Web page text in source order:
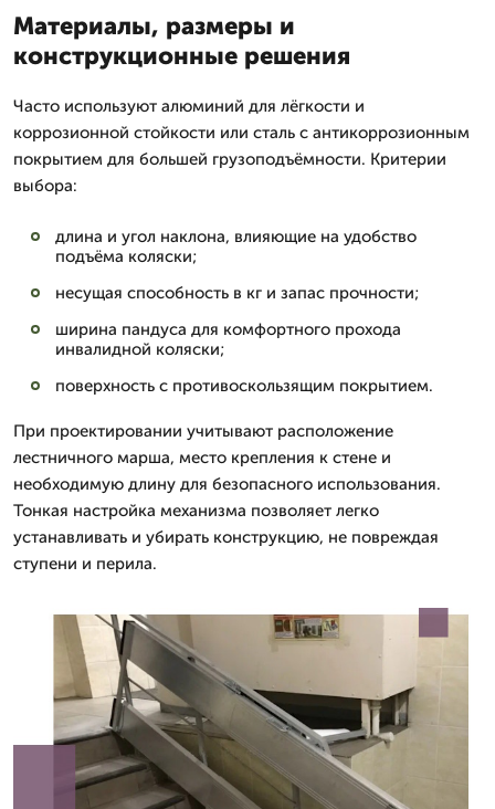
Материалы, размеры и
конструкционные решения
Часто используют алюминий для лёгкости и
коррозионной стойкости или сталь с антикоррозионным
покрытием для большей грузоподъёмности. Критерии
выбора:
длина и угол наклона, влияющие на удобство
подъёма коляски;
несущая способность в кг и запас прочности;
ширина пандуса для комфортного прохода
инвалидной коляски;
поверхность с противоскользящим покрытием.
При проектировании учитывают расположение
лестничного марша, место крепления к стене и
необходимую длину для безопасного использования.
Тонкая настройка механизма позволяет легко
устанавливать и убирать конструкцию, не повреждая
ступени и перила.